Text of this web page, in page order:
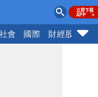
會 國際 財經股市